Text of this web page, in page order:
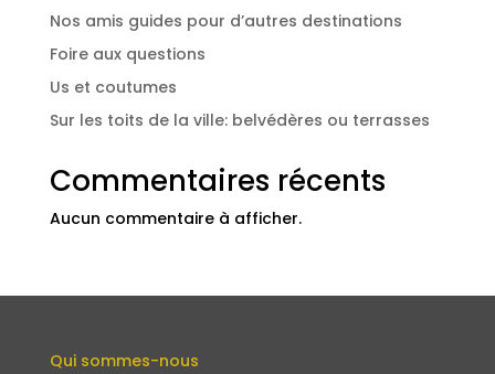
Nos amis guides pour d’autres destinations
Foire aux questions
Us et coutumes
Sur les toits de la ville: belvédères ou terrasses
Commentaires récents
Aucun commentaire à afficher.
Qui sommes-nous